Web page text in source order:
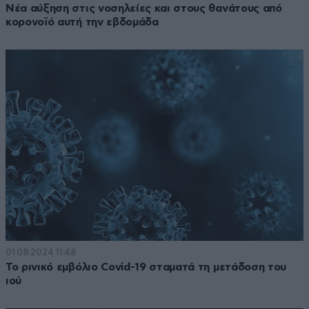
Νέα αύξηση στις νοσηλείες και στους θανάτους από
κορονοϊό αυτή την εβδομάδα
01·08·2024 11:48
Το ρινικό εμβόλιο Covid-19 σταματά τη μετάδοση του
ιού